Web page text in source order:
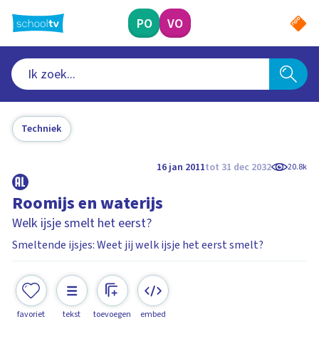
naar
hoofdinhoud
PO VO
Techniek
16 jan 2011tot 31 dec 2032 20.8k
Roomijs en waterijs
Welk ijsje smelt het eerst?
Smeltende ijsjes: Weet jij welk ijsje het eerst smelt?
favoriet tekst toevoegen embed